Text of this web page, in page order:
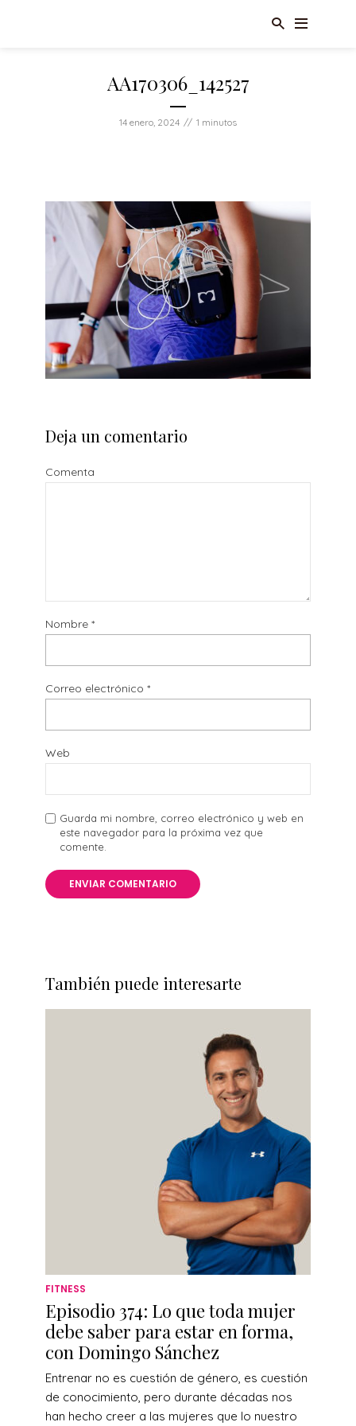
AA170306_142527
14 enero, 2024 1 minutos
Deja un comentario
Comenta
Nombre *
Correo electrónico *
Web
Guarda mi nombre, correo electrónico y web en
este navegador para la próxima vez que
comente.
También puede interesarte
FITNESS
Episodio 374: Lo que toda mujer
debe saber para estar en forma,
con Domingo Sánchez
Entrenar no es cuestión de género, es cuestión
de conocimiento, pero durante décadas nos
han hecho creer a las mujeres que lo nuestro